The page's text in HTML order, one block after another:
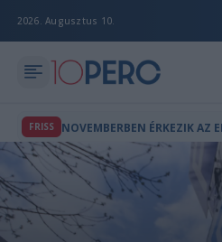
2026. Augusztus 10.
FRISS NOVEMBERBEN ÉRKEZIK AZ